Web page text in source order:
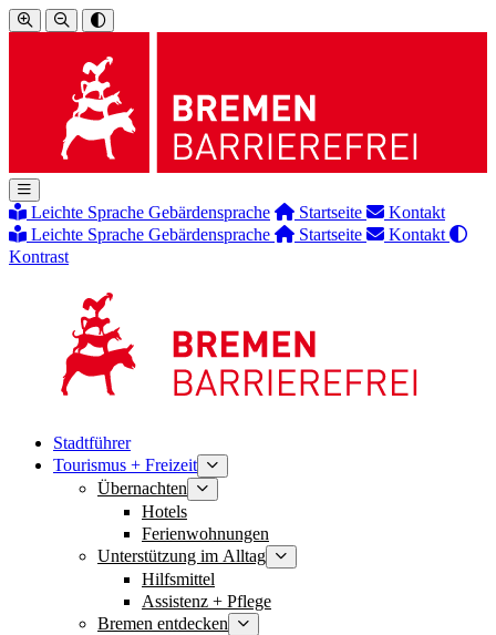
Leichte Sprache Gebärdensprache Startseite
Kontakt
Leichte Sprache Gebärdensprache Startseite
Kontakt
Kontrast
Stadtführer
Tourismus + Freizeit
Übernachten
Hotels
Ferienwohnungen
Unterstützung im Alltag
Hilfsmittel
Assistenz + Pflege
Bremen entdecken